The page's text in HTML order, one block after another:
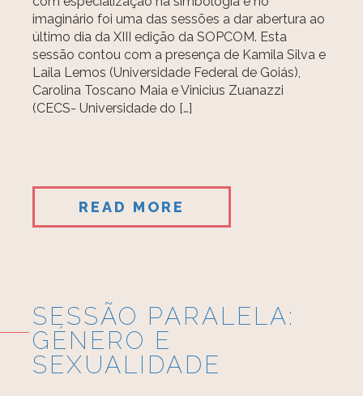
imaginário foi uma das sessões a dar abertura ao
último dia da XIII edição da SOPCOM. Esta
sessão contou com a presença de Kamila Silva e
Laila Lemos (Universidade Federal de Goiás),
Carolina Toscano Maia e Vinicius Zuanazzi
(CECS- Universidade do […]
READ MORE
SESSÃO PARALELA:
GÉNERO E
SEXUALIDADE